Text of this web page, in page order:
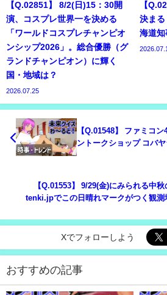
【Q.02851】 8/2(日)15：30開
演、コスプレ世界一を決める
「ワールドコスプレチャンピオ
ンシップ2026」。総合優勝（グ
ランドチャンピオン）に輝く
国・地域は？
2026.07.25
【
決ま
海道知
【Q.01548】 ファミコ
ントークショップ コバ
【Q.01553】 9/29(金)にみられる中秋
tenki.jpでこの日晴れマークがつく観測
Xでフォローしよう
おすすめの記事